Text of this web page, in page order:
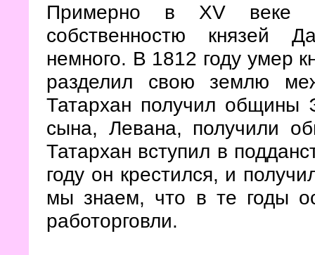
Примерно в XV веке
собственностю князей
немного. В 1812 году умер
разделил свою землю
Татархан получил общины
сына, Левана, получили
Татархан вступил в
году он крестился, и
мы знаем, что в те годы
работорговли.